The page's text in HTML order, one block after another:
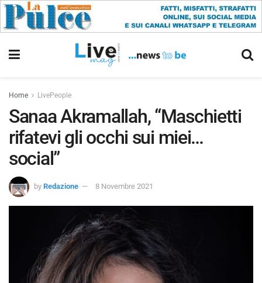
Home LivePeople
Sanaa Akramallah, “Maschietti
rifatevi gli occhi sui miei…
social”
by Redazione 8 Novembre 2021